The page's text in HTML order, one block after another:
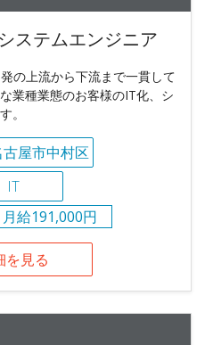
ステムエンジニア
の上流から下流まで一貫して
業種業態のお客様のIT化、シ
。
古屋市中村区
IT
月給191,000円
を見る